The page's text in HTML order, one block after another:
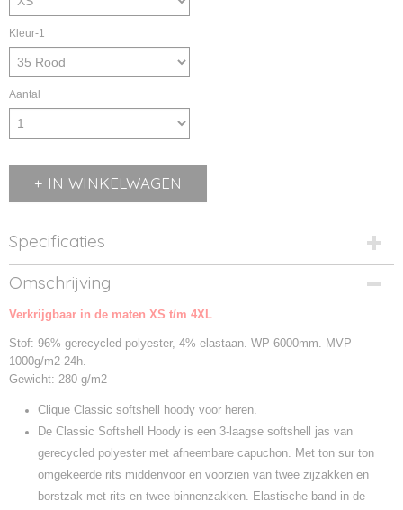
Kleur-1
Aantal
IN WINKELWAGEN
Specificaties
Productcode
0200912-35
Productcode leverancier
Omschrijving
Verkrijgbaar in de maten XS t/m 4XL
Stof: 96% gerecycled polyester, 4% elastaan. WP 6000mm. MVP
1000g/m2-24h.
Gewicht: 280 g/m2
Clique Classic softshell hoody voor heren.
De Classic Softshell Hoody is een 3-laagse softshell jas van
gerecycled polyester met afneembare capuchon. Met ton sur ton
omgekeerde rits middenvoor en voorzien van twee zijzakken en
borstzak met rits en twee binnenzakken. Elastische band in de